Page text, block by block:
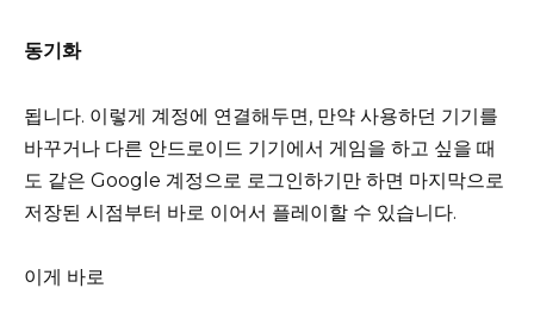
동기화
됩니다. 이렇게 계정에 연결해두면, 만약 사용하던 기기를
바꾸거나 다른 안드로이드 기기에서 게임을 하고 싶을 때
도 같은 Google 계정으로 로그인하기만 하면 마지막으로
저장된 시점부터 바로 이어서 플레이할 수 있습니다.
이게 바로